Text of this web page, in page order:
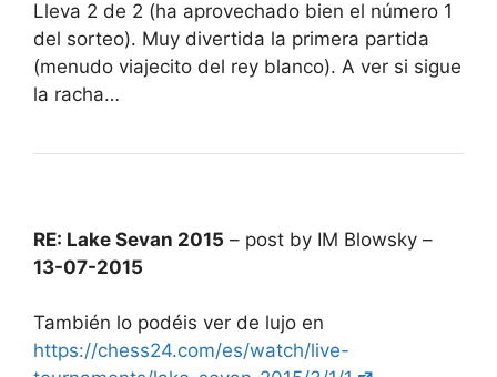
Lleva 2 de 2 (ha aprovechado bien el número 1
del sorteo). Muy divertida la primera partida
(menudo viajecito del rey blanco). A ver si sigue
la racha…
RE: Lake Sevan 2015 – post by IM Blowsky –
13-07-2015
También lo podéis ver de lujo en
https://chess24.com/es/watch/live-